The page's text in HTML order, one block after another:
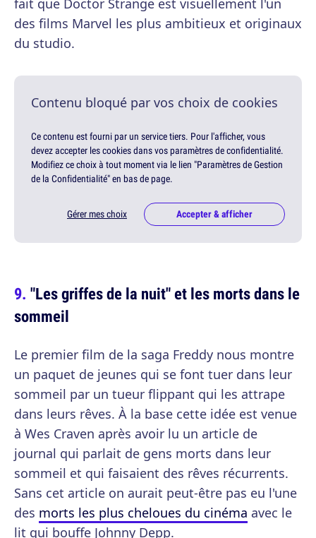
fait que Doctor Strange est visuellement l'un
des films Marvel les plus ambitieux et originaux
du studio.
Contenu bloqué par vos choix de cookies
Ce contenu est fourni par un service tiers. Pour l'afficher, vous
devez accepter les cookies dans vos paramètres de confidentialité.
Modifiez ce choix à tout moment via le lien "Paramètres de Gestion
de la Confidentialité" en bas de page.
Gérer mes choix Accepter & afficher
"Les griffes de la nuit" et les morts dans le
sommeil
Le premier film de la saga Freddy nous montre
un paquet de jeunes qui se font tuer dans leur
sommeil par un tueur flippant qui les attrape
dans leurs rêves. À la base cette idée est venue
à Wes Craven après avoir lu un article de
journal qui parlait de gens morts dans leur
sommeil et qui faisaient des rêves récurrents.
Sans cet article on aurait peut-être pas eu l'une
des morts les plus cheloues du cinéma avec le
lit qui bouffe Johnny Depp.